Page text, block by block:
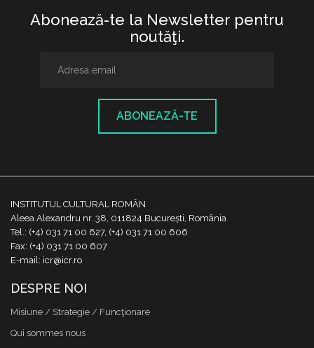
Abonează-te la Newsletter pentru
noutăţi.
ABONEAZĂ-TE
INSTITUTUL CULTURAL ROMÂN
Aleea Alexandru nr. 38, 011824 București, România
Tel.: (+4) 031 71 00 627, (+4) 031 71 00 606
Fax: (+4) 031 71 00 607
E-mail: icr@icr.ro
DESPRE NOI
Misiune / Strategie / Funcţionare
Qui sommes nous